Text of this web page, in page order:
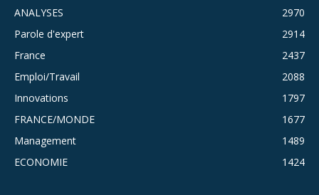
ANALYSES
2970
Parole d'expert
2914
France
2437
Emploi/Travail
2088
Innovations
1797
FRANCE/MONDE
1677
Management
1489
ECONOMIE
1424